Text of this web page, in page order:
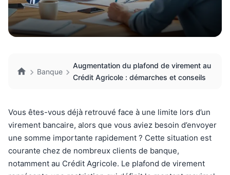
Banque
Augmentation du plafond de virement au
Crédit Agricole : démarches et conseils
Vous êtes-vous déjà retrouvé face à une limite lors d’un
virement bancaire, alors que vous aviez besoin d’envoyer
une somme importante rapidement ? Cette situation est
courante chez de nombreux clients de banque,
notamment au Crédit Agricole. Le plafond de virement